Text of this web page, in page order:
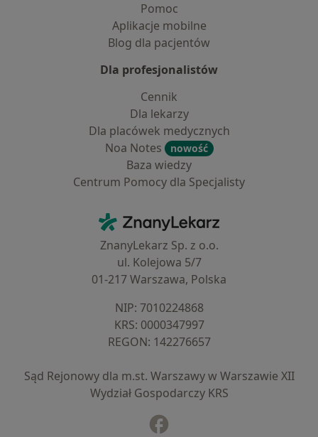
Pomoc
Aplikacje mobilne
Blog dla pacjentów
Dla profesjonalistów
Cennik
Dla lekarzy
Dla placówek medycznych
Noa Notes
nowość
Baza wiedzy
Centrum Pomocy dla Specjalisty
ZnanyLekarz - Strona główna
ZnanyLekarz Sp. z o.o.
ul. Kolejowa 5/7
01-217 Warszawa, Polska
NIP: ⁠7010224868
KRS: ⁠0000347997
REGON: ⁠142276657
Sąd Rejonowy dla m.st. Warszawy w Warszawie XII
Wydział Gospodarczy KRS